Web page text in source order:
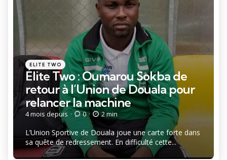
Catégories
Posté
dans
ELITE TWO
Élite Two : Oumarou Sokba de
retour à l’Union de Douala pour
relancer la machine
4 mois depuis 0 2 min
L’Union Sportive de Douala joue une carte forte dans
sa quête de redressement. En difficulté cette...